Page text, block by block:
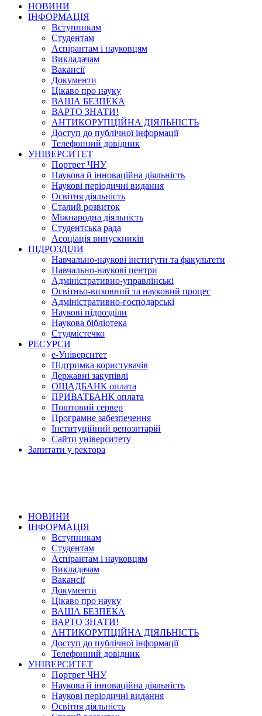
НОВИНИ
ІНФОРМАЦІЯ
Вступникам
Студентам
Аспірантам і науковцям
Викладачам
Вакансії
Документи
Цікаво про науку
ВАША БЕЗПЕКА
ВАРТО ЗНАТИ!
АНТИКОРУПЦІЙНА ДІЯЛЬНІСТЬ
Доступ до публічної інформації
Телефонний довідник
УНІВЕРСИТЕТ
Портрет ЧНУ
Наукова й інноваційна діяльність
Наукові періодичні видання
Освітня діяльність
Сталий розвиток
Міжнародна діяльність
Студентська рада
Асоціація випускників
ПІДРОЗДІЛИ
Навчально-наукові інститути та факультети
Навчально-наукові центри
Адміністративно-управлінські
Освітньо-виховний та науковий процес
Адміністративно-господарські
Наукові підрозділи
Наукова бібліотека
Студмістечко
РЕСУРСИ
е-Університет
Підтримка користувачів
Державні закупівлі
ОЩАДБАНК оплата
ПРИВАТБАНК оплата
Поштовий сервер
Програмне забезпечення
Інституційний репозитарій
Сайти університету
Запитати у ректора
НОВИНИ
ІНФОРМАЦІЯ
Вступникам
Студентам
Аспірантам і науковцям
Викладачам
Вакансії
Документи
Цікаво про науку
ВАША БЕЗПЕКА
ВАРТО ЗНАТИ!
АНТИКОРУПЦІЙНА ДІЯЛЬНІСТЬ
Доступ до публічної інформації
Телефонний довідник
УНІВЕРСИТЕТ
Портрет ЧНУ
Наукова й інноваційна діяльність
Наукові періодичні видання
Освітня діяльність